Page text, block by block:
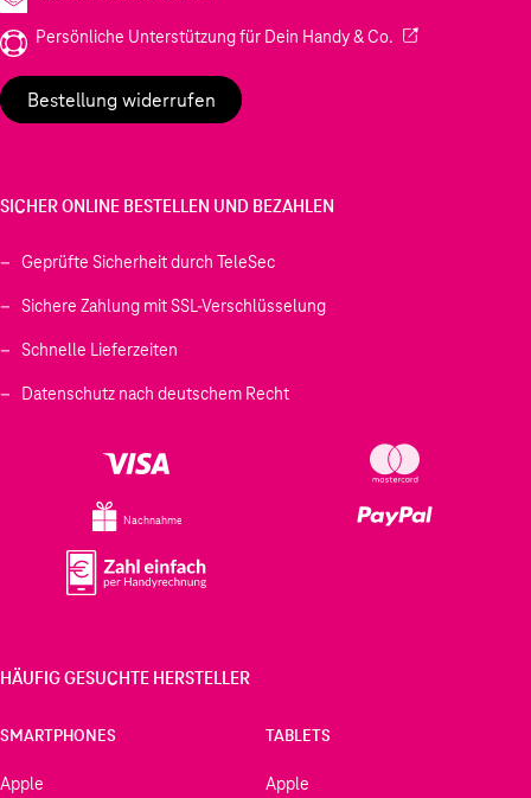
Persönliche Unterstützung für Dein Handy & Co. (Wird in einem
Bestellung widerrufen
SICHER ONLINE BESTELLEN UND BEZAHLEN
Geprüfte Sicherheit durch TeleSec
Sichere Zahlung mit SSL-Verschlüsselung
Schnelle Lieferzeiten
Datenschutz nach deutschem Recht
Nachnahme
HÄUFIG GESUCHTE HERSTELLER
SMARTPHONES
Apple
TABLETS
Apple